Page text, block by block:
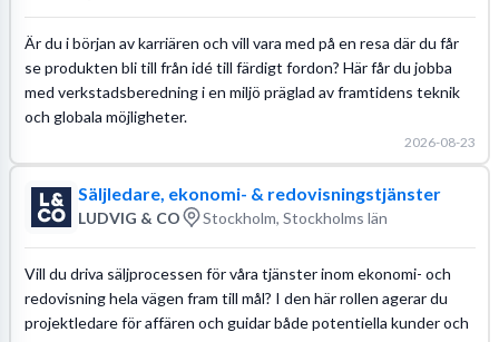
Är du i början av karriären och vill vara med på en resa där du får
se produkten bli till från idé till färdigt fordon? Här får du jobba
med verkstadsberedning i en miljö präglad av framtidens teknik
och globala möjligheter.
2026-08-23
Säljledare, ekonomi- & redovisningstjänster
LUDVIG & CO Stockholm, Stockholms län
Vill du driva säljprocessen för våra tjänster inom ekonomi- och
redovisning hela vägen fram till mål? I den här rollen agerar du
projektledare för affären och guidar både potentiella kunder och